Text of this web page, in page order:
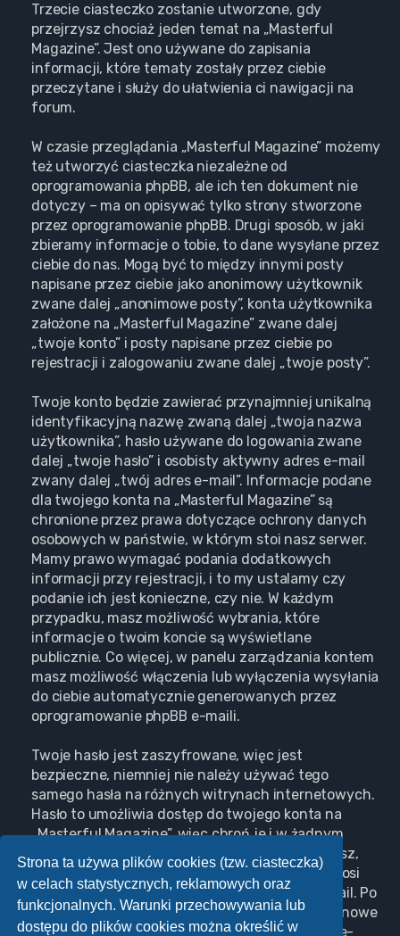
Strona ta używa plików cookies (tzw. ciasteczka)
w celach statystycznych, reklamowych oraz
funkcjonalnych. Warunki przechowywania lub
dostępu do plików cookies można określić w
Trzecie ciasteczko zostanie utworzone, gdy
przejrzysz chociaż jeden temat na „Masterful
Magazine”. Jest ono używane do zapisania
informacji, które tematy zostały przez ciebie
przeczytane i służy do ułatwienia ci nawigacji na
forum.
W czasie przeglądania „Masterful Magazine” możemy
też utworzyć ciasteczka niezależne od
oprogramowania phpBB, ale ich ten dokument nie
dotyczy – ma on opisywać tylko strony stworzone
przez oprogramowanie phpBB. Drugi sposób, w jaki
zbieramy informacje o tobie, to dane wysyłane przez
ciebie do nas. Mogą być to między innymi posty
napisane przez ciebie jako anonimowy użytkownik
zwane dalej „anonimowe posty”, konta użytkownika
założone na „Masterful Magazine” zwane dalej
„twoje konto” i posty napisane przez ciebie po
rejestracji i zalogowaniu zwane dalej „twoje posty”.
Twoje konto będzie zawierać przynajmniej unikalną
identyfikacyjną nazwę zwaną dalej „twoja nazwa
użytkownika”, hasło używane do logowania zwane
dalej „twoje hasło” i osobisty aktywny adres e-mail
zwany dalej „twój adres e-mail”. Informacje podane
dla twojego konta na „Masterful Magazine” są
chronione przez prawa dotyczące ochrony danych
osobowych w państwie, w którym stoi nasz serwer.
Mamy prawo wymagać podania dodatkowych
informacji przy rejestracji, i to my ustalamy czy
podanie ich jest konieczne, czy nie. W każdym
przypadku, masz możliwość wybrania, które
informacje o twoim koncie są wyświetlane
publicznie. Co więcej, w panelu zarządzania kontem
masz możliwość włączenia lub wyłączenia wysyłania
do ciebie automatycznie generowanych przez
oprogramowanie phpBB e-maili.
Twoje hasło jest zaszyfrowane, więc jest
bezpieczne, niemniej nie należy używać tego
samego hasła na różnych witrynach internetowych.
Hasło to umożliwia dostęp do twojego konta na
„Masterful Magazine”, więc chroń je i w żadnym
wypadku nie podawaj
nikomu . Jeśli je zapomnisz,
użyj funkcji „Nie pamiętam hasła”. Witryna poprosi
cię o podanie nazwy użytkownika i adresu e-mail. Po
podaniu tych danych zostanie wygenerowane nowe
hasło i przesłane na podany przez ciebie adres e-